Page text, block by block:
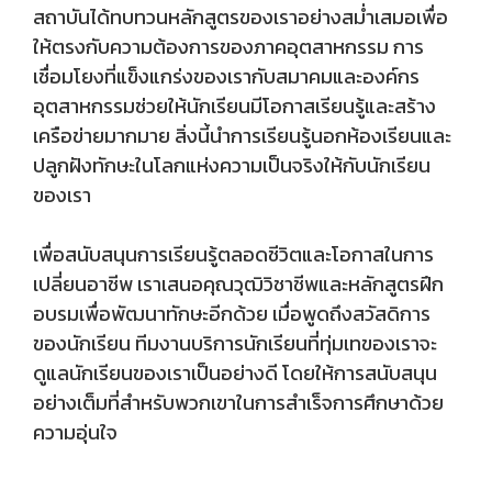
สถาบันได้ทบทวนหลักสูตรของเราอย่างสม่ำเสมอเพื่อ
ให้ตรงกับความต้องการของภาคอุตสาหกรรม การ
เชื่อมโยงที่แข็งแกร่งของเรากับสมาคมและองค์กร
อุตสาหกรรมช่วยให้นักเรียนมีโอกาสเรียนรู้และสร้าง
เครือข่ายมากมาย สิ่งนี้นำการเรียนรู้นอกห้องเรียนและ
ปลูกฝังทักษะในโลกแห่งความเป็นจริงให้กับนักเรียน
ของเรา
เพื่อสนับสนุนการเรียนรู้ตลอดชีวิตและโอกาสในการ
เปลี่ยนอาชีพ เราเสนอคุณวุฒิวิชาชีพและหลักสูตรฝึก
อบรมเพื่อพัฒนาทักษะอีกด้วย เมื่อพูดถึงสวัสดิการ
ของนักเรียน ทีมงานบริการนักเรียนที่ทุ่มเทของเราจะ
ดูแลนักเรียนของเราเป็นอย่างดี โดยให้การสนับสนุน
อย่างเต็มที่สำหรับพวกเขาในการสำเร็จการศึกษาด้วย
ความอุ่นใจ